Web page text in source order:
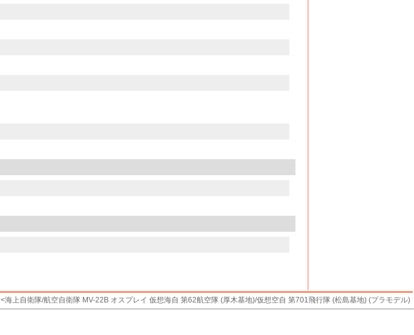
<海上自衛隊/航空自衛隊 MV-22B オスプレイ 仮想海自 第62航空隊 (厚木基地)/仮想空自 第701飛行隊 (松島基地) (プラモデル)